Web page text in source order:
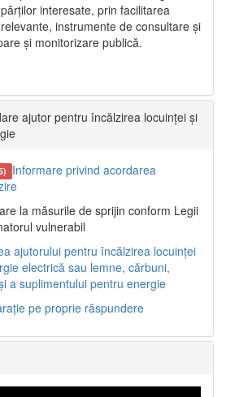
interesate, prin facilitarea
instrumente de consultare și
și monitorizare publică.
ajutor pentru încălzirea locuinței și
Informare privind acordarea
la măsurile de sprijin conform Legii
vulnerabil
ajutorului pentru încălzirea locuinței
electrică sau lemne, cărbuni,
a suplimentului pentru energie
pe proprie răspundere